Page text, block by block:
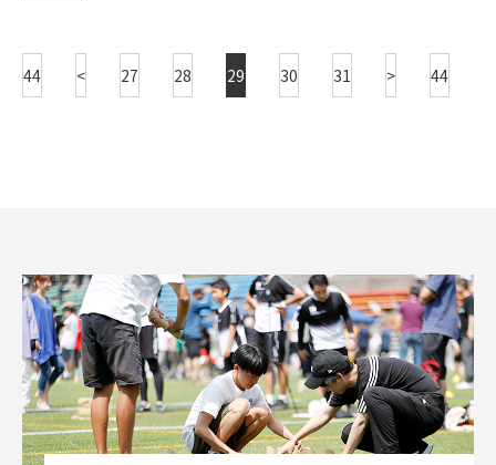
44 < 27 28 29 30 31 > 44